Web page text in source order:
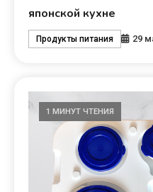
японской кухне
Продукты питания 29
1 МИНУТ ЧТЕНИЯ